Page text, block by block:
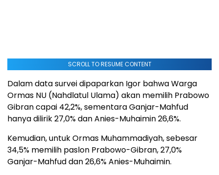
SCROLL TO RESUME CONTENT
Dalam data survei dipaparkan Igor bahwa Warga
Ormas NU (Nahdlatul Ulama) akan memilih Prabowo
Gibran capai 42,2%, sementara Ganjar-Mahfud
hanya dilirik 27,0% dan Anies-Muhaimin 26,6%.
Kemudian, untuk Ormas Muhammadiyah, sebesar
34,5% memilih paslon Prabowo-Gibran, 27,0%
Ganjar-Mahfud dan 26,6% Anies-Muhaimin.